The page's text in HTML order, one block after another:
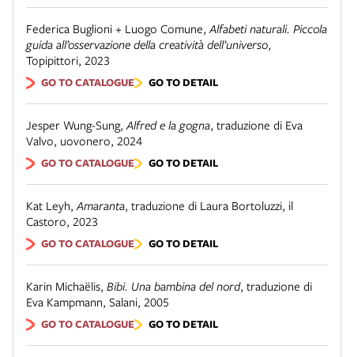
Federica Buglioni + Luogo Comune, Alfabeti naturali. Piccola
guida all’osservazione della creatività dell’universo,
Topipittori, 2023
GO TO CATALOGUE GO TO DETAIL
Jesper Wung-Sung, Alfred e la gogna, traduzione di Eva
Valvo, uovonero, 2024
GO TO CATALOGUE GO TO DETAIL
Kat Leyh, Amaranta, traduzione di Laura Bortoluzzi, il
Castoro, 2023
GO TO CATALOGUE GO TO DETAIL
Karin Michaëlis, Bibi. Una bambina del nord, traduzione di
Eva Kampmann, Salani, 2005
GO TO CATALOGUE GO TO DETAIL